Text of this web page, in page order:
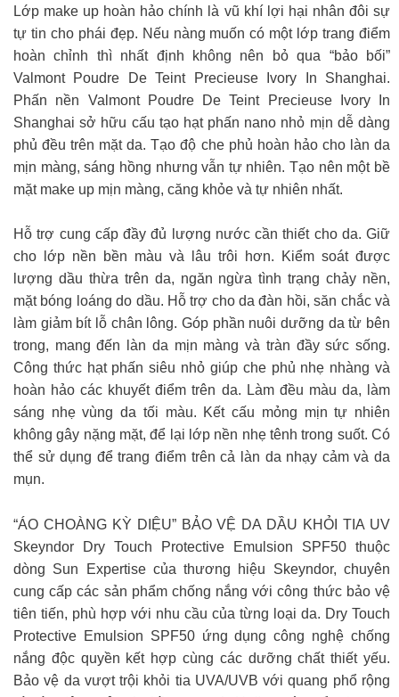
Lớp make up hoàn hảo chính là vũ khí lợi hại nhân đôi sự
tự tin cho phái đẹp. Nếu nàng muốn có một lớp trang điểm
hoàn chỉnh thì nhất định không nên bỏ qua “bảo bối”
Valmont Poudre De Teint Precieuse Ivory In Shanghai.
Phấn nền Valmont Poudre De Teint Precieuse Ivory In
Shanghai sở hữu cấu tạo hạt phấn nano nhỏ mịn dễ dàng
phủ đều trên mặt da. Tạo độ che phủ hoàn hảo cho làn da
mịn màng, sáng hồng nhưng vẫn tự nhiên. Tạo nên một bề
mặt make up mịn màng, căng khỏe và tự nhiên nhất.
Hỗ trợ cung cấp đầy đủ lượng nước cần thiết cho da. Giữ
cho lớp nền bền màu và lâu trôi hơn. Kiểm soát được
lượng dầu thừa trên da, ngăn ngừa tình trạng chảy nền,
mặt bóng loáng do dầu. Hỗ trợ cho da đàn hồi, săn chắc và
làm giảm bít lỗ chân lông. Góp phần nuôi dưỡng da từ bên
trong, mang đến làn da mịn màng và tràn đầy sức sống.
Công thức hạt phấn siêu nhỏ giúp che phủ nhẹ nhàng và
hoàn hảo các khuyết điểm trên da. Làm đều màu da, làm
sáng nhẹ vùng da tối màu. Kết cấu mỏng mịn tự nhiên
không gây nặng mặt, để lại lớp nền nhẹ tênh trong suốt. Có
thể sử dụng để trang điểm trên cả làn da nhạy cảm và da
mụn.
“ÁO CHOÀNG KỲ DIỆU” BẢO VỆ DA DẦU KHỎI TIA UV
Skeyndor Dry Touch Protective Emulsion SPF50 thuộc
dòng Sun Expertise của thương hiệu Skeyndor, chuyên
cung cấp các sản phẩm chống nắng với công thức bảo vệ
tiên tiến, phù hợp với nhu cầu của từng loại da. Dry Touch
Protective Emulsion SPF50 ứng dụng công nghệ chống
nắng độc quyền kết hợp cùng các dưỡng chất thiết yếu.
Bảo vệ da vượt trội khỏi tia UVA/UVB với quang phổ rộng